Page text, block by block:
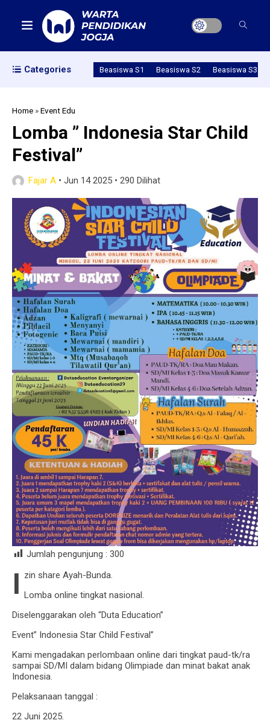
Categories Beasiswa S1 Beasiswa S2 Beasiswa S3
Home »Event Edu
Lomba ” Indonesia Star Child
Festival”
Fajar A • Jun 14 2025 • 290 Dilihat
Jumlah pengunjung : 300
I zin share Ayah-Bunda.
Lomba online tingkat nasional.
Diselenggarakan oleh “Duta Education”
Event” Indonesia Star Child Festival”
Kami mengadakan perlombaan online dari tingkat paud-tk/ra
sampai SD/MI dalam bidang Olimpiade dan minat bakat anak
Indonesia.
Pelaksanaan tanggal :
22 Juni 2025.